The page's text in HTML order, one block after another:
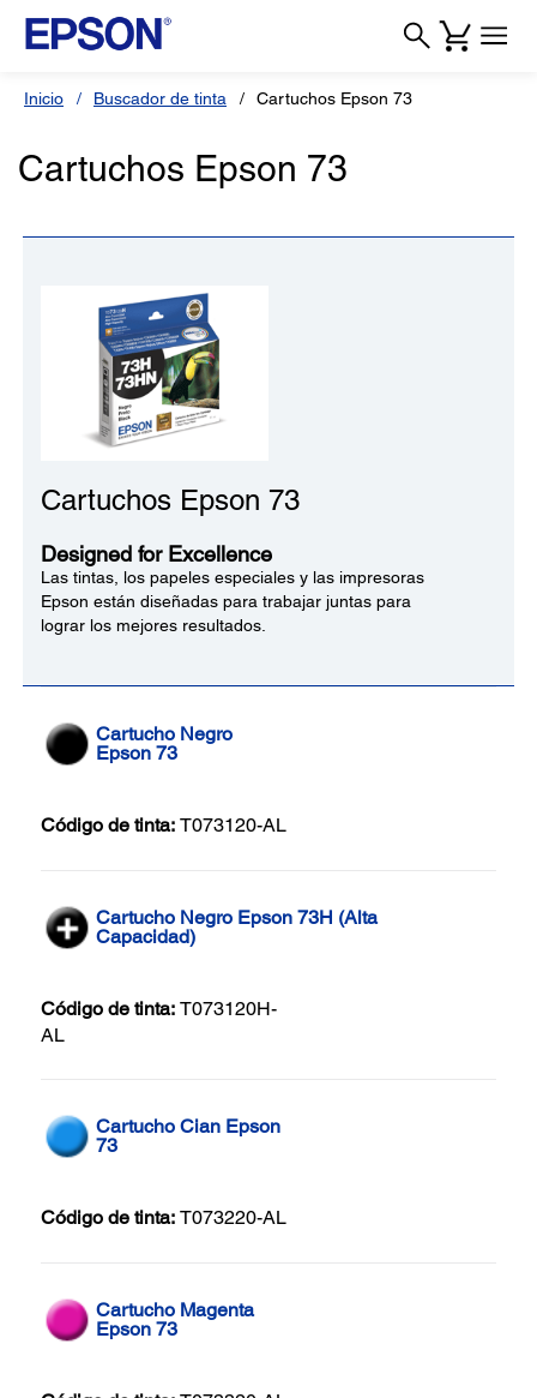
Inicio Buscador de tinta Cartuchos Epson 73
Cartuchos Epson 73
Cartuchos Epson 73
Designed for Excellence
Las tintas, los papeles especiales y las impresoras
Epson están diseñadas para trabajar juntas para
lograr los mejores resultados.
Cartucho Negro
Epson 73
Código de tinta: T073120-AL
Cartucho Negro Epson 73H (Alta
Capacidad)
Código de tinta: T073120H-
AL
Cartucho Cian Epson
73
Código de tinta: T073220-AL
Cartucho Magenta
Epson 73